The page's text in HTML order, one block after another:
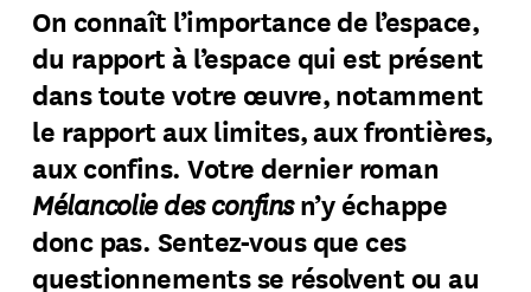
On connaît l’importance de l’espace,
du rapport à l’espace qui est présent
dans toute votre œuvre, notamment
le rapport aux limites, aux frontières,
aux confins. Votre dernier roman
Mélancolie des confinsn’y échappe
donc pas. Sentez-vous que ces
questionnements se résolvent ou au